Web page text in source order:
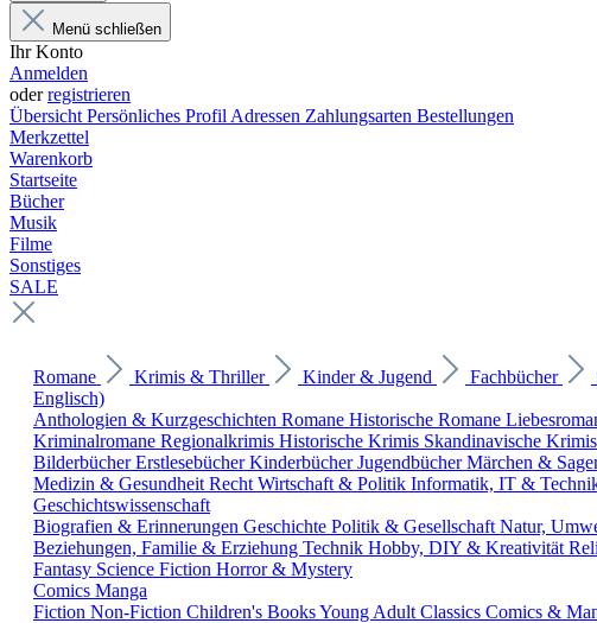
Menü schließen
Ihr Konto
Anmelden
oderregistrieren
Übersicht Persönliches Profil Adressen Zahlungsarten Bestellungen
Merkzettel
Warenkorb
Startseite
Bücher
Musik
Filme
Sonstiges
SALE
Romane Krimis & Thriller Kinder & Jugend Fachbücher
Englisch)
Anthologien & Kurzgeschichten Romane Historische Romane
Kriminalromane Regionalkrimis Historische Krimis Skandinavische Krimis
BilderbücherErstlesebücherKinderbücherJugendbücherMärchen &
Medizin & Gesundheit Recht Wirtschaft & Politik Informatik, IT &
Geschichtswissenschaft
Biografien & Erinnerungen Geschichte Politik & Gesellschaft Natur,
Beziehungen, Familie & Erziehung Technik Hobby, DIY & Kreativität
Fantasy Science Fiction Horror & Mystery
Comics Manga
Fiction Non-Fiction Children's BooksYoung Adult Classics Comics &